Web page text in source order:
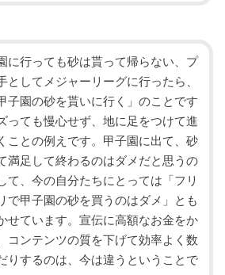
に行っても砂は貰って帰らない、プ
としてメジャーリーグに行ったら、
子園の砂を貰いに行く」 のことです
っても慢心せず、地に足をつけて進
ことの例えです。甲子園に出て、砂
満足して終わるのはダメだと思うの
て、今の自分たちにとっては「フリ
で甲子園の砂を買うのはダメ」とも
せています。宣伝に高額なお金をか
コンテンツの質を下げて効率よく数
りするのは、今は違うということで